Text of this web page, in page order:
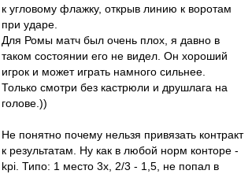
к угловому флажку, открыв линию к воротам
при ударе.
Для Ромы матч был очень плох, я давно в
таком состоянии его не видел. Он хороший
игрок и может играть намного сильнее.
Только смотри без кастрюли и друшлага на
голове.))
Не понятно почему нельзя привязать контракт
к результатам. Ну как в любой норм конторе -
kpi. Типо: 1 место 3х, 2/3 - 1,5, не попал в